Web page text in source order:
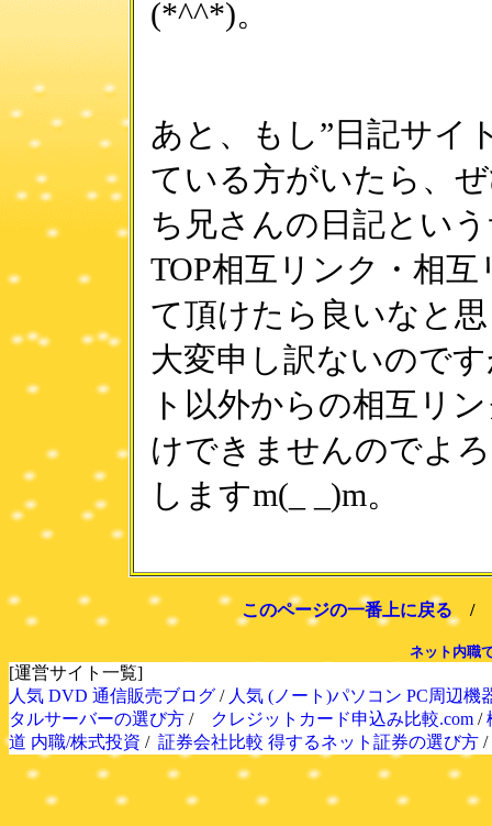
(*^^*)。
あと、もし”日記サイ
ている方がいたら、
ち兄さんの日記とい
TOP相互リンク・相
て頂けたら良いなと
大変申し訳ないので
ト以外からの相互リ
けできませんのでよ
しますm(_ _)m。
このページの一番上に戻る /
ネット内職
[運営サイト一覧]
人気 DVD 通信販売ブログ / 人気 (ノート)パソコン PC周辺機
タルサーバーの選び方 / クレジットカード申込み比較.com /
道 内職/株式投資 / 証券会社比較 得するネット証券の選び方 /